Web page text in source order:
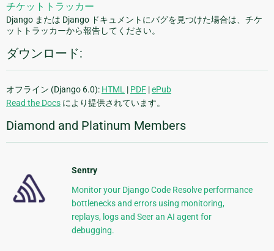
チケットトラッカー
Django または Django ドキュメントにバグを見つけた場合は、チケ
ットトラッカーから報告してください。
ダウンロード:
オフライン (Django 6.0): HTML | PDF |ePub
Read the Docs により提供されています。
Diamond and Platinum Members
Sentry
Monitor your Django Code Resolve performance
bottlenecks and errors using monitoring,
replays, logs and Seer an AI agent for
debugging.